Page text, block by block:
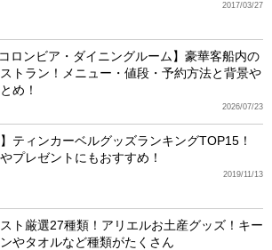
2017/03/27
コロンビア・ダイニングルーム】豪華客船内の
トラン！メニュー・値段・予約方法と背景や
め！
2026/07/23
】ティンカーベルグッズランキングTOP15！
プレゼントにもおすすめ！
2019/11/13
ト厳選27種類！アリエルお土産グッズ！キー
やタオルなど種類がたくさん